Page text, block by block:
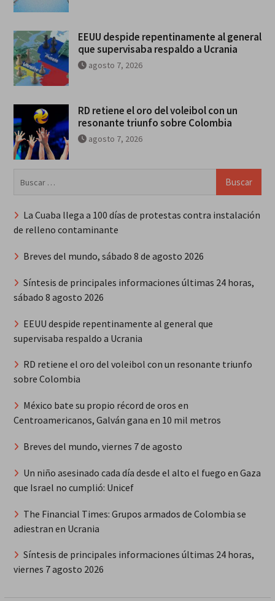
EEUU despide repentinamente al general
que supervisaba respaldo a Ucrania
agosto 7, 2026
RD retiene el oro del voleibol con un
resonante triunfo sobre Colombia
agosto 7, 2026
La Cuaba llega a 100 días de protestas contra instalación
de relleno contaminante
Breves del mundo, sábado 8 de agosto 2026
Síntesis de principales informaciones últimas 24 horas,
sábado 8 agosto 2026
EEUU despide repentinamente al general que
supervisaba respaldo a Ucrania
RD retiene el oro del voleibol con un resonante triunfo
sobre Colombia
México bate su propio récord de oros en
Centroamericanos, Galván gana en 10 mil metros
Breves del mundo, viernes 7 de agosto
Un niño asesinado cada día desde el alto el fuego en Gaza
que Israel no cumplió: Unicef
The Financial Times: Grupos armados de Colombia se
adiestran en Ucrania
Síntesis de principales informaciones últimas 24 horas,
viernes 7 agosto 2026